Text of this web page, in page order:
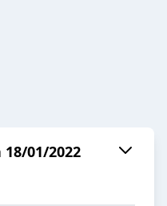
01/2022